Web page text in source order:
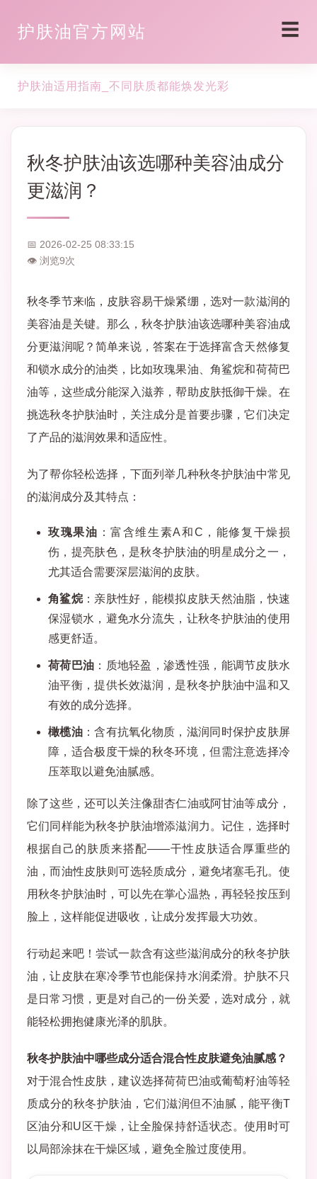
护肤油官方网站 ☰
护肤油适用指南_不同肤质都能焕发光彩
秋冬护肤油该选哪种美容油成分
更滋润？
📅 2026-02-25 08:33:15
👁 浏览9次
秋冬季节来临，皮肤容易干燥紧绷，选对一款滋润的
美容油是关键。那么，秋冬护肤油该选哪种美容油成
分更滋润呢？简单来说，答案在于选择富含天然修复
和锁水成分的油类，比如玫瑰果油、角鲨烷和荷荷巴
油等，这些成分能深入滋养，帮助皮肤抵御干燥。在
挑选秋冬护肤油时，关注成分是首要步骤，它们决定
了产品的滋润效果和适应性。
为了帮你轻松选择，下面列举几种秋冬护肤油中常见
的滋润成分及其特点：
玫瑰果油 ：富含维生素A和C，能修复干燥损
伤，提亮肤色，是秋冬护肤油的明星成分之一，
尤其适合需要深层滋润的皮肤。
角鲨烷：亲肤性好，能模拟皮肤天然油脂，快速
保湿锁水，避免水分流失，让秋冬护肤油的使用
感更舒适。
荷荷巴油 ：质地轻盈，渗透性强，能调节皮肤水
油平衡，提供长效滋润，是秋冬护肤油中温和又
有效的成分选择。
橄榄油：含有抗氧化物质，滋润同时保护皮肤屏
障，适合极度干燥的秋冬环境，但需注意选择冷
压萃取以避免油腻感。
除了这些，还可以关注像甜杏仁油或阿甘油等成分，
它们同样能为秋冬护肤油增添滋润力。记住，选择时
根据自己的肤质来搭配——干性皮肤适合厚重些的
油，而油性皮肤则可选轻质成分，避免堵塞毛孔。使
用秋冬护肤油时，可以先在掌心温热，再轻轻按压到
脸上，这样能促进吸收，让成分发挥最大功效。
行动起来吧！尝试一款含有这些滋润成分的秋冬护肤
油，让皮肤在寒冷季节也能保持水润柔滑。护肤不只
是日常习惯，更是对自己的一份关爱，选对成分，就
能轻松拥抱健康光泽的肌肤。
秋冬护肤油中哪些成分适合混合性皮肤避免油腻感？
对于混合性皮肤，建议选择荷荷巴油或葡萄籽油等轻
质成分的秋冬护肤油，它们滋润但不油腻，能平衡T
区油分和U区干燥，让全脸保持舒适状态。使用时可
以局部涂抹在干燥区域，避免全脸过度使用。